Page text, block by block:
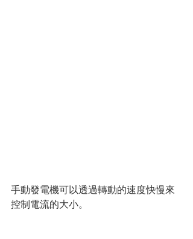
手動發電機可以透過轉動的速度快慢來
控制電流的大小。